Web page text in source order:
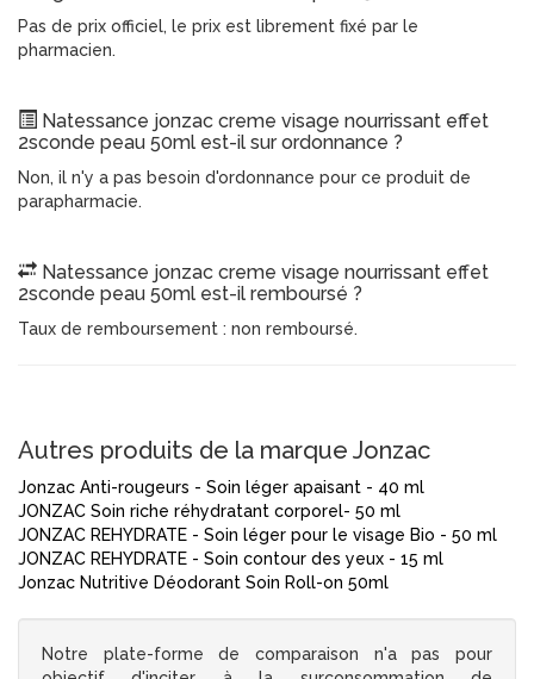
Pas de prix officiel, le prix est librement fixé par le
pharmacien.
Natessance jonzac creme visage nourrissant effet
2sconde peau 50ml est-il sur ordonnance ?
Non, il n'y a pas besoin d'ordonnance pour ce produit de
parapharmacie.
Natessance jonzac creme visage nourrissant effet
2sconde peau 50ml est-il remboursé ?
Taux de remboursement : non remboursé.
Autres produits de la marque Jonzac
Jonzac Anti-rougeurs - Soin léger apaisant - 40 ml
JONZAC Soin riche réhydratant corporel- 50 ml
JONZAC REHYDRATE - Soin léger pour le visage Bio - 50 ml
JONZAC REHYDRATE - Soin contour des yeux - 15 ml
Jonzac Nutritive Déodorant Soin Roll-on 50ml
Notre plate-forme de comparaison n'a pas pour